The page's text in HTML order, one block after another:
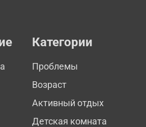
Категории
Проблемы
Возраст
Активный отдых
Детская комната